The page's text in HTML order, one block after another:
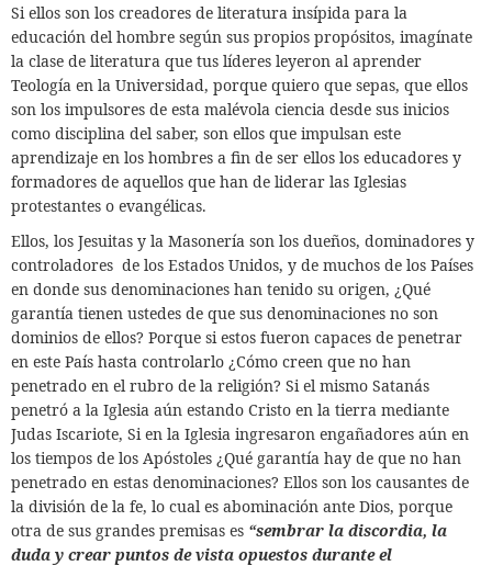
Si ellos son los creadores de literatura insípida para la
educación del hombre según sus propios propósitos, imagínate
la clase de literatura que tus líderes leyeron al aprender
Teología en la Universidad, porque quiero que sepas, que ellos
son los impulsores de esta malévola ciencia desde sus inicios
como disciplina del saber, son ellos que impulsan este
aprendizaje en los hombres a fin de ser ellos los educadores y
formadores de aquellos que han de liderar las Iglesias
protestantes o evangélicas.
Ellos, los Jesuitas y la Masonería son los dueños, dominadores y
controladores de los Estados Unidos, y de muchos de los Países
en donde sus denominaciones han tenido su origen, ¿Qué
garantía tienen ustedes de que sus denominaciones no son
dominios de ellos? Porque si estos fueron capaces de penetrar
en este País hasta controlarlo ¿Cómo creen que no han
penetrado en el rubro de la religión? Si el mismo Satanás
penetró a la Iglesia aún estando Cristo en la tierra mediante
Judas Iscariote, Si en la Iglesia ingresaron engañadores aún en
los tiempos de los Apóstoles ¿Qué garantía hay de que no han
penetrado en estas denominaciones? Ellos son los causantes de
la división de la fe, lo cual es abominación ante Dios, porque
otra de sus grandes premisas es “sembrar la discordia, la
duda y crear puntos de vista opuestos durante el